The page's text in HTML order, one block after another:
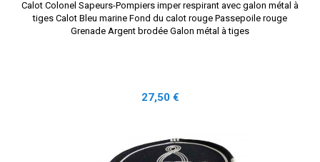
Calot Colonel Sapeurs-Pompiers imper respirant avec galon métal à
tiges Calot Bleu marine Fond du calot rouge Passepoile rouge
Grenade Argent brodée Galon métal à tiges
Prix
27,50 €